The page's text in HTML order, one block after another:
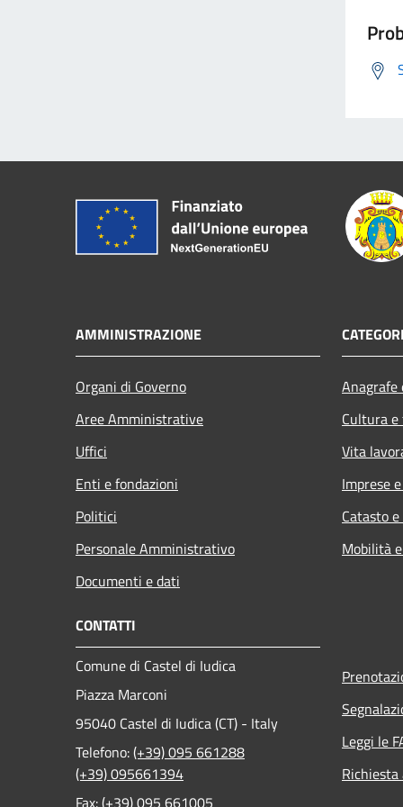
AMMINISTRAZIONE
Organi di Governo
Aree Amministrative
Uffici
Enti e fondazioni
Politici
Personale Amministrativo
Documenti e dati
Cultura
Vita
Imprese
Catasto
Mobilità
CONTATTI
Comune di Castel di Iudica
Piazza Marconi
95040 Castel di Iudica (CT) - Italy
Telefono:(+39) 095 661288
(+39) 095661394
Fax:(+39) 095 661005
Leggi le